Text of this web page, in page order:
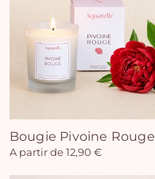
Bougie Pivoine Rouge
A partir de 12,90 €